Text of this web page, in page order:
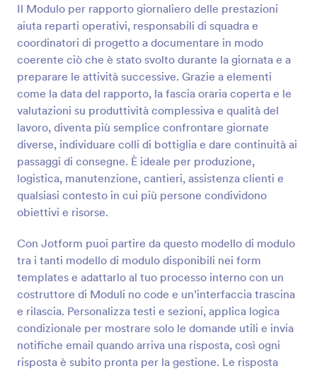
Il Modulo per rapporto giornaliero delle prestazioni
aiuta reparti operativi, responsabili di squadra e
coordinatori di progetto a documentare in modo
coerente ciò che è stato svolto durante la giornata e a
preparare le attività successive. Grazie a elementi
come la data del rapporto, la fascia oraria coperta e le
valutazioni su produttività complessiva e qualità del
lavoro, diventa più semplice confrontare giornate
diverse, individuare colli di bottiglia e dare continuità ai
passaggi di consegne. È ideale per produzione,
logistica, manutenzione, cantieri, assistenza clienti e
qualsiasi contesto in cui più persone condividono
obiettivi e risorse.
Con Jotform puoi partire da questo modello di modulo
tra i tanti modello di modulo disponibili nei form
templates e adattarlo al tuo processo interno con un
costruttore di Moduli no code e un’interfaccia trascina
e rilascia. Personalizza testi e sezioni, applica logica
condizionale per mostrare solo le domande utili e invia
notifiche email quando arriva una risposta, così ogni
risposta è subito pronta per la gestione. Le risposta
Anteprima
Modulo Di Rapporto Turno Giornaliero